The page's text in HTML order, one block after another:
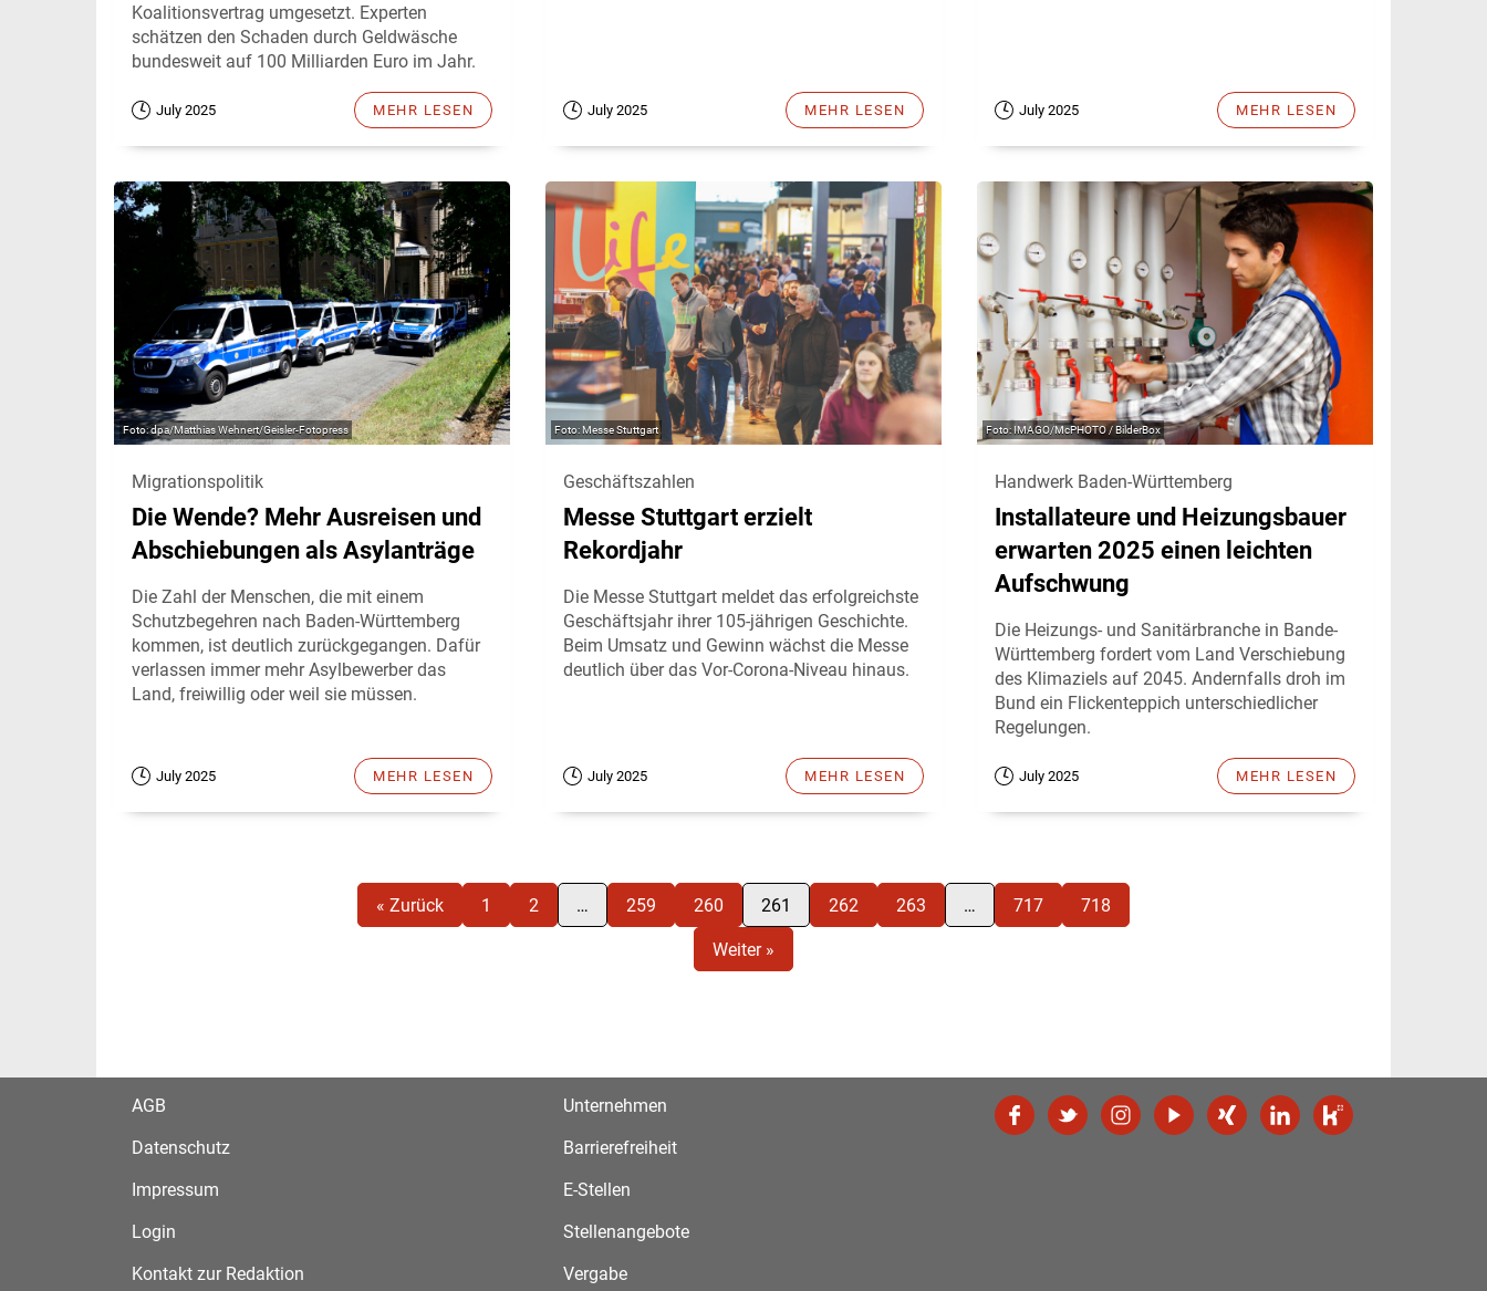
Koalitionsvertrag umgesetzt. Experten
schätzen den Schaden durch Geldwäsche
bundesweit auf 100 Milliarden Euro im Jahr.
July 2025 MEHR LESEN July 2025 MEHR LESEN July 2025 MEHR LESEN
dpa/Matthias Wehnert/Geisler-Fotopress
Migrationspolitik
Die Wende? Mehr Ausreisen und
Abschiebungen als Asylanträge
Die Zahl der Menschen, die mit einem
Schutzbegehren nach Baden-Württemberg
kommen, ist deutlich zurückgegangen. Dafür
verlassen immer mehr Asylbewerber das
Land, freiwillig oder weil sie müssen.
July 2025 MEHR LESEN
Messe Stuttgart
Geschäftszahlen
Messe Stuttgart erzielt
Rekordjahr
Die Messe Stuttgart meldet das erfolgreichste
Geschäftsjahr ihrer 105-jährigen Geschichte.
Beim Umsatz und Gewinn wächst die Messe
deutlich über das Vor-Corona-Niveau hinaus.
July 2025 MEHR LESEN
IMAGO/McPHOTO / BilderBox
Handwerk Baden-Württemberg
Installateure und Heizungsbauer
erwarten 2025 einen leichten
Aufschwung
Die Heizungs- und Sanitärbranche in Bande-
Württemberg fordert vom Land Verschiebung
des Klimaziels auf 2045. Andernfalls droh im
Bund ein Flickenteppich unterschiedlicher
Regelungen.
July 2025 MEHR LESEN
« Zurück 1 2 … 259 260 261 262 263 … 717 718
Weiter »
AGB
Datenschutz
Impressum
Login
Kontakt zur Redaktion
Unternehmen
Barrierefreiheit
E-Stellen
Stellenangebote
Vergabe